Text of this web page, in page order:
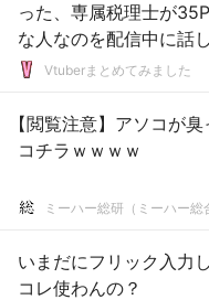
った、専属税理士が
な人なのを配信中に話
でポケモン配信(朝方)
Vtuberまとめてみました
【閲覧注意】アソコが
コチラｗｗｗｗ
ミーハー総研（ミーハー総
いまだにフリック入力
コレ使わんの？